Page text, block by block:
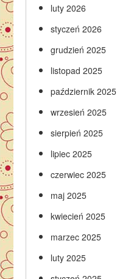
luty 2026
styczeń 2026
grudzień 2025
listopad 2025
październik 2025
wrzesień 2025
sierpień 2025
lipiec 2025
czerwiec 2025
maj 2025
kwiecień 2025
marzec 2025
luty 2025